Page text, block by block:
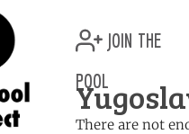
join the
pool
There are not